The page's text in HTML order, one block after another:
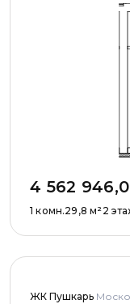
4 562 946,0
1 комн.29,8 м²2
ЖК Пушкарь Московская область, Городской округ